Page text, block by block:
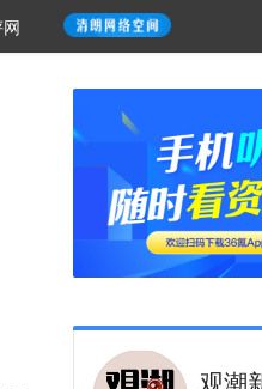
观潮